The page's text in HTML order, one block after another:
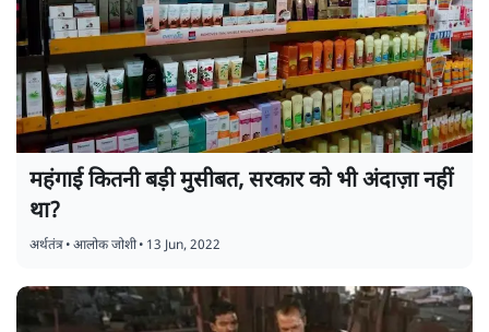
महंगाई कितनी बड़ी मुसीबत, सरकार को भी अंदाज़ा नहीं
था?
अर्थतंत्र•आलोक जोशी• 13 Jun, 2022